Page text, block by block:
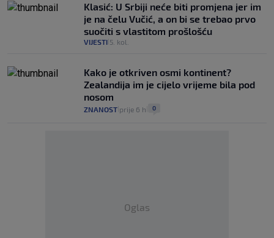
Klasić: U Srbiji neće biti promjena jer im
je na čelu Vučić, a on bi se trebao prvo
suočiti s vlastitom prošlošću
VIJESTI 5. kol.
Kako je otkriven osmi kontinent?
Zealandija im je cijelo vrijeme bila pod
nosom
ZNANOST prije 6 h 0
Oglas